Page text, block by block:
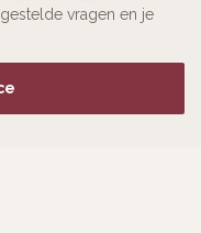
vragen en je